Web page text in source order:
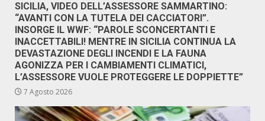
SICILIA, VIDEO DELL’ASSESSORE SAMMARTINO:
“AVANTI CON LA TUTELA DEI CACCIATORI”.
INSORGE IL WWF: “PAROLE SCONCERTANTI E
INACCETTABILI! MENTRE IN SICILIA CONTINUA LA
DEVASTAZIONE DEGLI INCENDI E LA FAUNA
AGONIZZA PER I CAMBIAMENTI CLIMATICI,
L’ASSESSORE VUOLE PROTEGGERE LE DOPPIETTE”
7 Agosto 2026